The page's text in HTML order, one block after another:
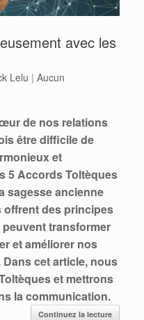
avec les
Lelu | Aucun
de nos relations
être difficile de
et
5 Accords Toltèques
sagesse ancienne
offrent des principes
transformer
et améliorer nos
cet article, nous
et mettrons
la communication.
Continuez la lecture